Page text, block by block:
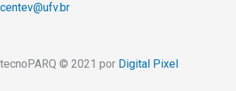
centev@ufv.br
tecnoPARQ © 2021 por Digital Pixel